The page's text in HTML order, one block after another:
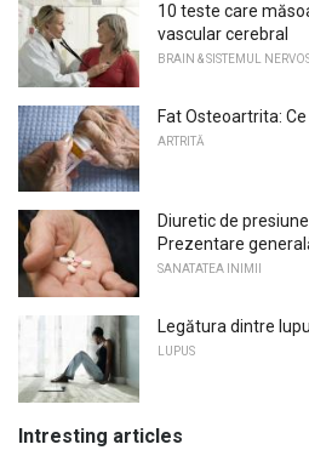
10 teste care
vascular cerebral
BRAIN & SISTEMUL
Fat Osteoartrita:
ARTRITĂ
Diuretic de
Prezentare
SANATATEA INIMII
Legătura dintre
LUPUS
Intresting articles